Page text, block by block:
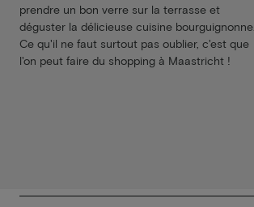
prendre un bon verre sur la terrasse et
déguster la délicieuse cuisine bourguignonne.
Ce qu'il ne faut surtout pas oublier, c'est que
l'on peut faire du shopping à Maastricht !